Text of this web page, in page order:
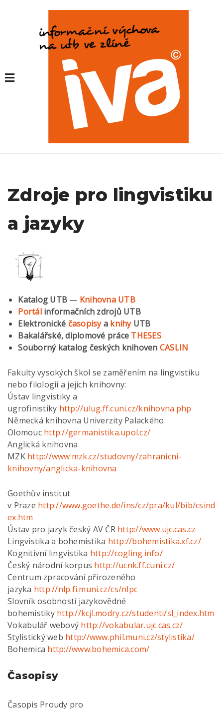
Zdroje pro lingvistiku
a jazyky
Katalog UTB — Knihovna UTB
Portálinformačních zdrojů UTB
Elektronické časopisya knihyUTB
Bakalářské, diplomové práce THESES
Souborný katalog českých knihoven CASLIN
Fakulty vysokých škol se zaměřením na lingvistiku
nebo filologii a jejich knihovny:
Ústav lingvistiky a
ugrofinistiky http://ulug.ff.cuni.cz/knihovna.php
Německá knihovna Univerzity Palackého
Olomouc http://germanistika.upol.cz/
Anglická knihovna
MZK http://www.mzk.cz/studovny/zahranicni-
knihovny/anglicka-knihovna
Goethův institut
v Praze http://www.goethe.de/ins/cz/pra/kul/bib/csind
ex.htm
Ústav pro jazyk český AV ČR http://www.ujc.cas.cz
Lingvistika a bohemistika http://bohemistika.xf.cz/
Kognitivní lingvistika http://cogling.info/
Český národní korpus http://ucnk.ff.cuni.cz/
Centrum zpracování přirozeného
jazyka http://nlp.fi.muni.cz/cs/nlpc
Slovník osobností jazykovědné
bohemistiky http://kcjl.modry.cz/studenti/sl_index.htm
Vokabulář webový http://vokabular.ujc.cas.cz/
Stylistický web http://www.phil.muni.cz/stylistika/
Bohemica http://www.bohemica.com/
Časopisy
Časopis Proudy pro